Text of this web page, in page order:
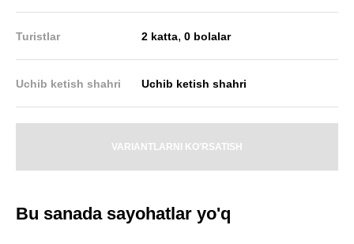
Turistlar 2 katta,0 bolalar
Uchib ketish shahri Uchib ketish shahri
VARIANTLARNI KO'RSATISH
Bu sanada sayohatlar yo'q